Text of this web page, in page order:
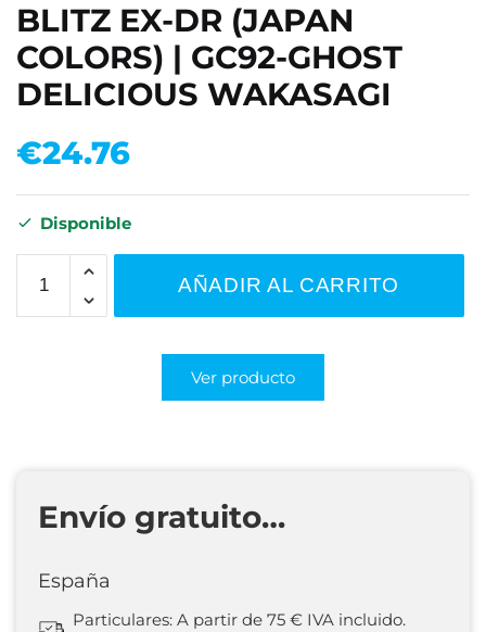
BLITZ EX-DR (JAPAN
COLORS) | GC92-GHOST
DELICIOUS WAKASAGI
€24.76
Disponible
AÑADIR AL CARRITO
Ver producto
Envío gratuito…
España
Particulares: A partir de 75 € IVA incluido.